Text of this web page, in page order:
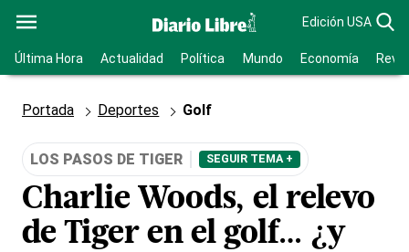
Edición USA
Última Hora Actualidad Política Mundo Economía
Portada Deportes Golf
LOS PASOS DE TIGER SEGUIR TEMA +
Charlie Woods, el relevo
de Tiger en el golf… ¿y